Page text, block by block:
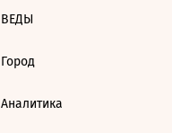
ВЕДЫ
Город
Аналитика